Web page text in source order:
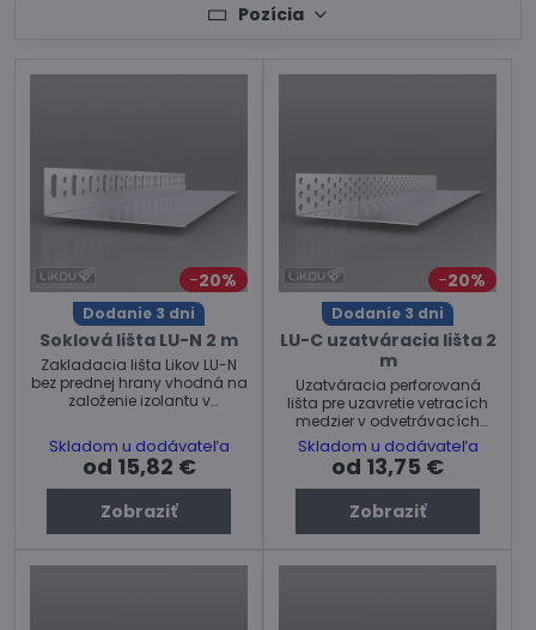
Pozícia
20%
Dodanie 3 dni
Soklová lišta LU-N 2 m
Zakladacia lišta Likov LU-N
bez prednej hrany vhodná na
založenie izolantu v
systémoch. Cena za kus.
Skladom u dodávateľa
od 15,82 €
Zobraziť
20%
Dodanie 3 dni
LU-C uzatváracia lišta 2
m
Uzatváracia perforovaná
lišta pre uzavretie vetracích
medzier v odvetrávacích
fasádnych systémoch. Cena
za kus.
Skladom u dodávateľa
od 13,75 €
Zobraziť